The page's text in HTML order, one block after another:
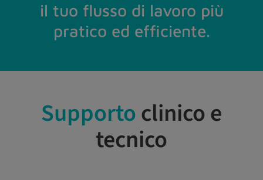
il tuo flusso di lavoro più
pratico ed efficiente.
Supportoclinico e
tecnico